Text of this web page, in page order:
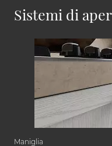
Sistemi di
Maniglia